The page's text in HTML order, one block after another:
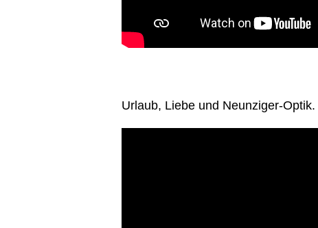
Urlaub, Liebe und Neunziger-Optik.